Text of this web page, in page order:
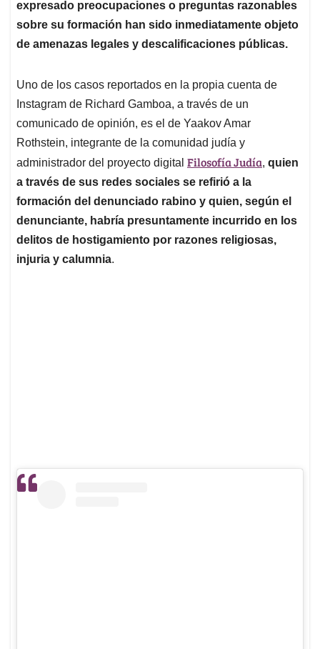
expresado preocupaciones o preguntas razonables
sobre su formación han sido inmediatamente objeto
de amenazas legales y descalificaciones públicas.
Uno de los casos reportados en la propia cuenta de
Instagram de Richard Gamboa, a través de un
comunicado de opinión, es el de Yaakov Amar
Rothstein, integrante de la comunidad judía y
administrador del proyecto digital Filosofía Judía, quien
a través de sus redes sociales se refirió a la
formación del denunciado rabino y quien, según el
denunciante, habría presuntamente incurrido en los
delitos de hostigamiento por razones religiosas,
injuria y calumnia.